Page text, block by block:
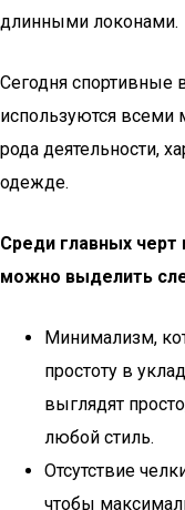
длинными локонами.
Сегодня спортивные
используются всеми
рода деятельности,
одежде.
Среди главных
можно выделить
Минимализм,
простоту в
выглядят
любой стиль.
Отсутствие
чтобы